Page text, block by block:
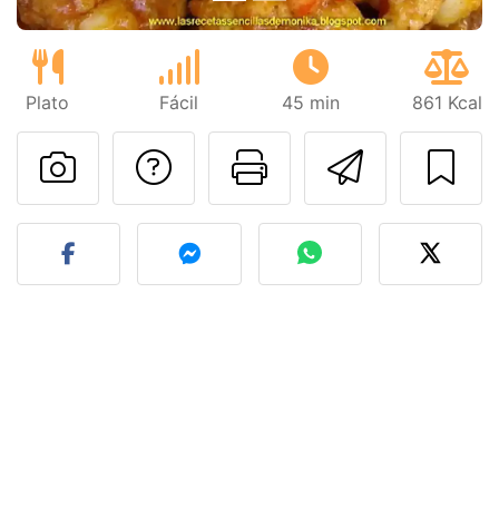
Plato Fácil 45 min 861 Kcal
Imprimir
Preguntar al autor
Publicar la foto de esta